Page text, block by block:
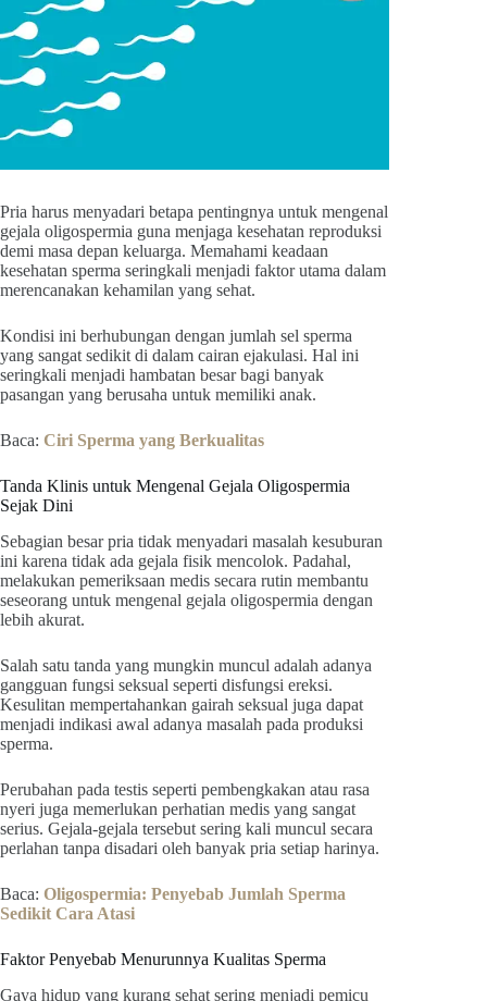
Pria harus menyadari betapa pentingnya untuk mengenal
gejala oligospermia guna menjaga kesehatan reproduksi
demi masa depan keluarga. Memahami keadaan
kesehatan sperma seringkali menjadi faktor utama dalam
merencanakan kehamilan yang sehat.
Kondisi ini berhubungan dengan jumlah sel sperma
yang sangat sedikit di dalam cairan ejakulasi. Hal ini
seringkali menjadi hambatan besar bagi banyak
pasangan yang berusaha untuk memiliki anak.
Baca: Ciri Sperma yang Berkualitas
Tanda Klinis untuk Mengenal Gejala Oligospermia
Sejak Dini
Sebagian besar pria tidak menyadari masalah kesuburan
ini karena tidak ada gejala fisik mencolok. Padahal,
melakukan pemeriksaan medis secara rutin membantu
seseorang untuk mengenal gejala oligospermia dengan
lebih akurat.
Salah satu tanda yang mungkin muncul adalah adanya
gangguan fungsi seksual seperti disfungsi ereksi.
Kesulitan mempertahankan gairah seksual juga dapat
menjadi indikasi awal adanya masalah pada produksi
sperma.
Perubahan pada testis seperti pembengkakan atau rasa
nyeri juga memerlukan perhatian medis yang sangat
serius. Gejala-gejala tersebut sering kali muncul secara
perlahan tanpa disadari oleh banyak pria setiap harinya.
Baca: Oligospermia: Penyebab Jumlah Sperma
Sedikit Cara Atasi
Faktor Penyebab Menurunnya Kualitas Sperma
Gaya hidup yang kurang sehat sering menjadi pemicu